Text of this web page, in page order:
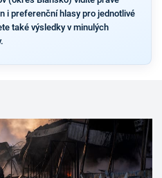
i preferenční hlasy pro jednotlivé
také výsledky v minulých